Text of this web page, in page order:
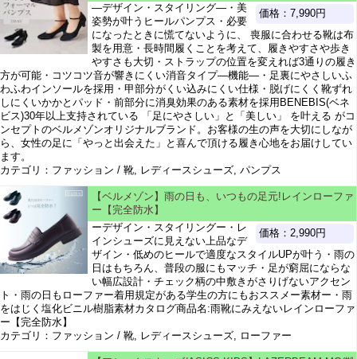
価格：7,990円
―デザイン・スタイリング―・美
姿勢が叶うヒールパンプス・必要
になったときに慌てないように、 喪服に合わせる靴は布
製を用意・長時間履くことを考えて、履きやすさや歩き
やすさも大切・ストラップの位置を変えれば3通りの履き
方が可能・コツコツ音が響きにくい消音タイプ―機能―・足裏にやさしいふ
わふわインソールを採用・甲部分がくい込みにくい仕様・脱げにくく靴ずれ
しにくいかかとパッド・前部分に消臭効果のある素材を採用BENEBIS(ベネ
ビス)30年以上支持されている 「足にやさしい」と「美しい」 を叶える がコ
ンセプトのベルメゾンオリジナルブランド。お客様の生の声を大切にしなが
ら、女性の足に「やっと出会えた」と喜んで頂ける履き心地をお届けしてい
ます。
カテゴリ：ファッション / 靴, レディースシューズ, パンプス
【ベルメゾン】雨の日も、いつもの足元!レインローファ
ー【完全防水】
価格：2,990円
ーデザイン・スタイリングー・レ
インシューズに見えない上品なデ
ザイン・低めのヒールで適度なスタイルUPが叶う・雨の
日はもちろん、普段の服にもマッチ・足が窮屈にならな
い幅広設計・チェック柄の中敷きがさりげないアクセン
ト・雨の日もローファー着用規定がある学生の方にもおススメー素材ー・雨
をはじく塩化ビニル樹脂素材カタログ商品名:雨靴にみえないレインローファ
ー【完全防水】
カテゴリ：ファッション / 靴, レディースシューズ, ローファー